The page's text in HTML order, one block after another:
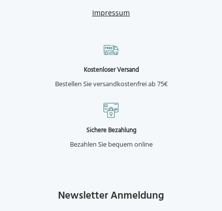
Impressum
Kostenloser Versand
Bestellen Sie versandkostenfrei ab 75€
Sichere Bezahlung
Bezahlen Sie bequem online
Newsletter Anmeldung